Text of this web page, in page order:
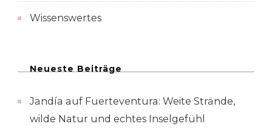
Wissenswertes
Neueste Beiträge
Jandía auf Fuerteventura: Weite Strände,
wilde Natur und echtes Inselgefühl